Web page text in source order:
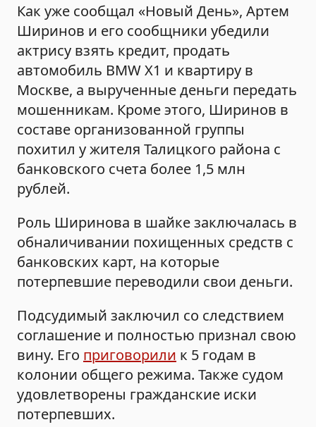
Как уже сообщал «Новый День», Артем
Ширинов и его сообщники убедили
актрису взять кредит, продать
автомобиль BMW Х1 и квартиру в
Москве, а вырученные деньги передать
мошенникам. Кроме этого, Ширинов в
составе организованной группы
похитил у жителя Талицкого района с
банковского счета более 1,5 млн
рублей.
Роль Ширинова в шайке заключалась в
обналичивании похищенных средств с
банковских карт, на которые
потерпевшие переводили свои деньги.
Подсудимый заключил со следствием
соглашение и полностью признал свою
вину. Его приговорили к 5 годам в
колонии общего режима. Также судом
удовлетворены гражданские иски
потерпевших.